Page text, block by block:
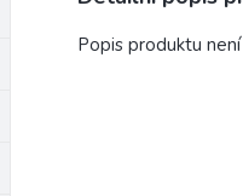
Popis produktu